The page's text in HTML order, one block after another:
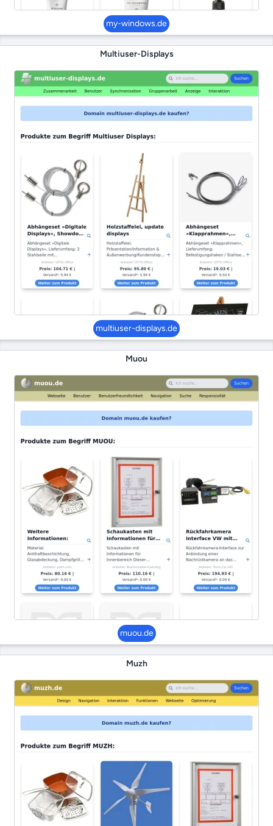
my-windows.de
Multiuser-Displays
multiuser-displays.de
Muou
muou.de
Muzh